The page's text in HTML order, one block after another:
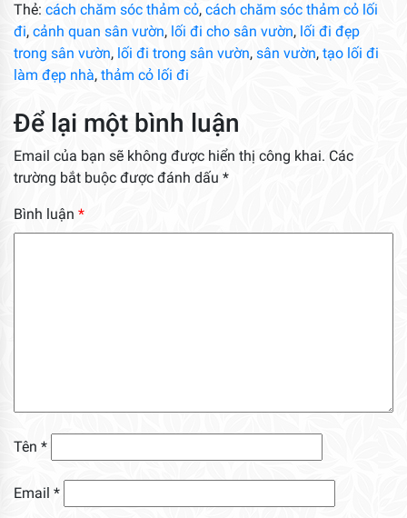
Thẻ: cách chăm sóc thảm cỏ, cách chăm sóc thảm cỏ lối
đi, cảnh quan sân vườn, lối đi cho sân vườn, lối đi đẹp
trong sân vườn, lối đi trong sân vườn, sân vườn, tạo lối đi
làm đẹp nhà, thảm cỏ lối đi
Để lại một bình luận
Email của bạn sẽ không được hiển thị công khai. Các
trường bắt buộc được đánh dấu *
Bình luận *
Tên *
Email *